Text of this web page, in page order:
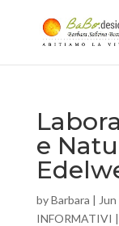
e
byBarbara |
INFORMATIVI |